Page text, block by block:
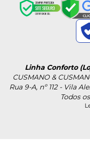
Linha Conforto
CUSMANO &
Rua 9-A, nº 112 - Vila
Todos